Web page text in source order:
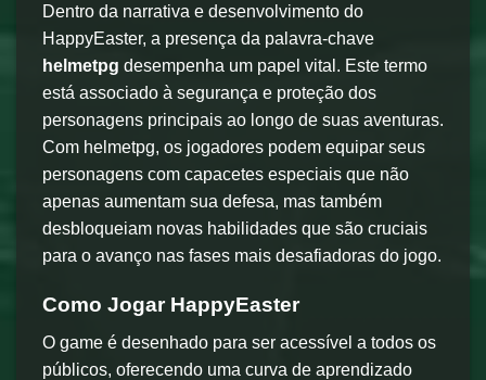
Dentro da narrativa e desenvolvimento do
HappyEaster, a presença da palavra-chave
helmetpg desempenha um papel vital. Este termo
está associado à segurança e proteção dos
personagens principais ao longo de suas aventuras.
Com helmetpg, os jogadores podem equipar seus
personagens com capacetes especiais que não
apenas aumentam sua defesa, mas também
desbloqueiam novas habilidades que são cruciais
para o avanço nas fases mais desafiadoras do jogo.
Como Jogar HappyEaster
O game é desenhado para ser acessível a todos os
públicos, oferecendo uma curva de aprendizado